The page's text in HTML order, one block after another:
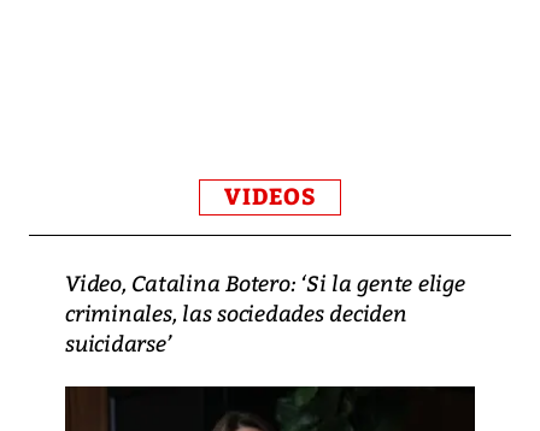
VIDEOS
Video, Catalina Botero: ‘Si la gente elige
criminales, las sociedades deciden
suicidarse’